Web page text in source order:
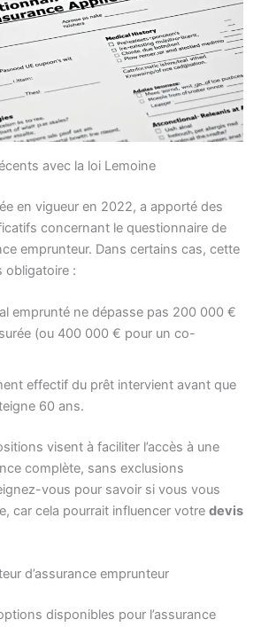
avec la loi Lemoine
en vigueur en 2022, a apporté des
concernant le questionnaire de
emprunteur. Dans certains cas, cette
obligatoire :
emprunté ne dépasse pas 200 000 €
(ou 400 000 € pour un co-
effectif du prêt intervient avant que
60 ans.
visent à faciliter l’accès à une
complète, sans exclusions
vous pour savoir si vous vous
car cela pourrait influencer votre devis
d’assurance emprunteur
disponibles pour l’assurance